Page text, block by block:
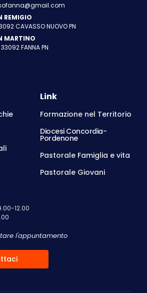
REMIGIO
CAVASSO NUOVO PN
MARTINO
FANNA PN
Link
Formazione nel Territorio
Diocesi Concordia-
Pordenone
Pastorale Famiglia e vita
Pastorale Giovani
12.00
l'appuntamento